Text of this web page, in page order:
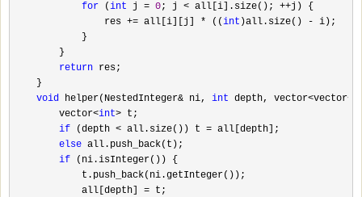
for (int j = 0; j < all[i].size(); ++j) {
                res
+= all[i][j] * ((int )all.size() - i);
            }
        }
return res;
    }
void helper(NestedInteger& ni, int depth, vector<vector<
        vector
<int> t;
if (depth < all.size()) t = all[depth];
else all.push_back(t);
if (ni.isInteger()) {
            t.push_back(ni.getInteger());
            all[depth]
= t;